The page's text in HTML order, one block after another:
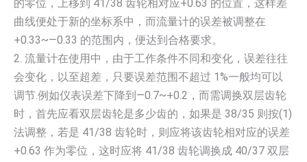
的零位，上移到 41/38 齿轮相对应+0.63 的位置，这样差
曲线便处于新的坐标系中，而流量计的误差被调整在
+0.33~—0.33 的范围内，便达到合格要求。
2. 流量计在使用中，由于工作条件不同和变化，误差往往
会变化，以至超差，只要误差范围不超过 1%一般均可以
调节.例如仪表误差下降到—0.7~+0.2，而需调换双层齿轮
时，首先应看双层齿轮是多少齿的，如果是 38/35 则按(1)
法调整，若是 41/38 齿轮时，则应将该齿轮相对应的误差
+0.63 作为零位，这时应将 41/38 齿轮调换成 40/37 双层